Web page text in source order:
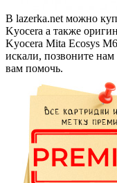
В lazerka.net можно
Kyocera а также
Kyocera Mita Ecosys
искали, позвоните
вам помочь.